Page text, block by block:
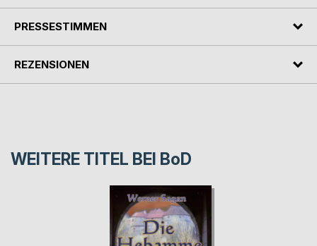
PRESSESTIMMEN
REZENSIONEN
WEITERE TITEL BEI BoD